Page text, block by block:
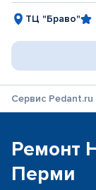
ТЦ "Браво"
Сервис Pedant.ru
Ремонт
Перми